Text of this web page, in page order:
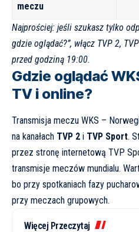
meczu
Najprościej: jeśli szukasz tylko
gdzie oglądać?”, włącz TVP 2,
przed godziną 19:00.
Gdzie oglądać
TV i online?
Transmisja meczu WKS –
na kanałach TVP 2 i TVP Sport.
przez stronę internetową TVP
transmisje meczów mundialu.
bo przy spotkaniach fazy
przy meczach grupowych.
Więcej Przeczytaj